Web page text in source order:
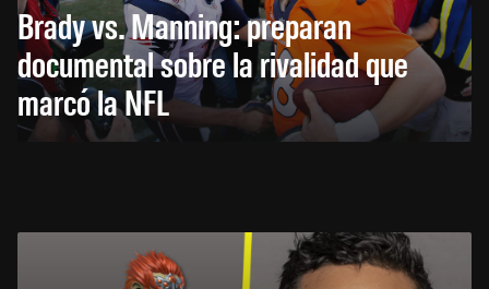
Brady vs. Manning: preparan
documental sobre la rivalidad que
marcó la NFL